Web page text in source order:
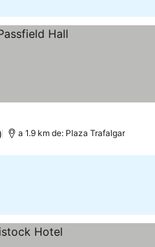
a 1.9 km de: Plaza Trafalgar